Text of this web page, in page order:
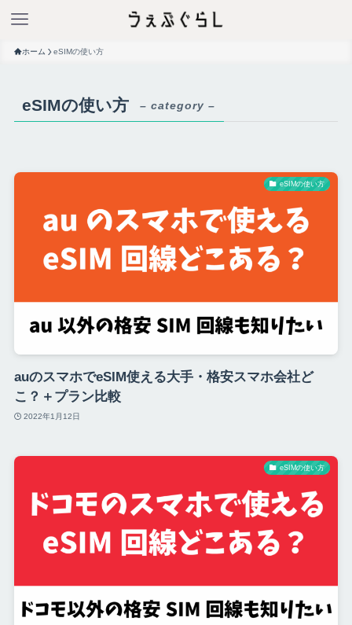
ホーム eSIMの使い方
eSIMの使い方 – category –
eSIMの使い方
auのスマホでeSIM使える大手・格安スマホ会社ど
こ？＋プラン比較
2022年1月12日
eSIMの使い方